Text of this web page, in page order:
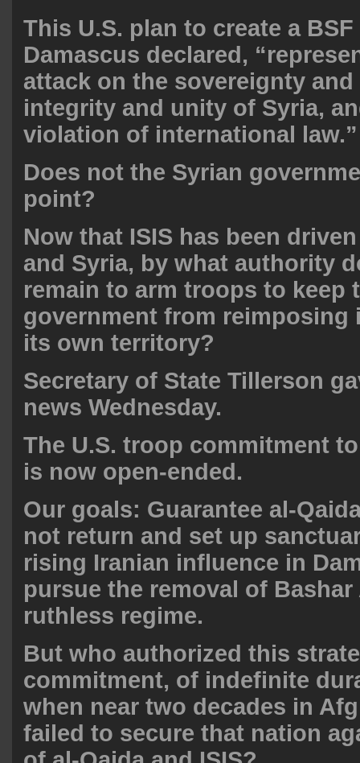
This U.S. plan to create a
Damascus declared,
attack on the sovereignty
integrity and unity of Syria,
violation of international law.”
Does not the Syrian
point?
Now that ISIS has been
and Syria, by what authority
remain to arm troops to keep
government from reimposing
its own territory?
Secretary of State Tillerson
news Wednesday.
The U.S. troop commitment
is now open-ended.
Our goals: Guarantee al-
not return and set up
rising Iranian influence in
pursue the removal of Bashar
ruthless regime.
But who authorized this
commitment, of indefinite
when near two decades in
failed to secure that nation